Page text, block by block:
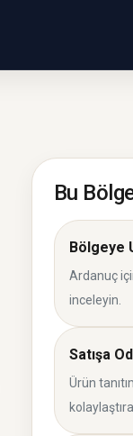
Bu
Bölgeye
Ardanuç
inceleyin.
Satışa
Ürün